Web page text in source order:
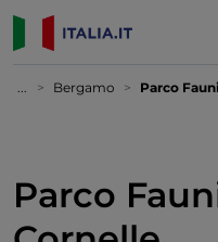
... Bergamo Parco
Parco